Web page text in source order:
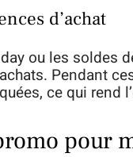
d’achat
ou les soldes
Pendant
ce qui rend
pour